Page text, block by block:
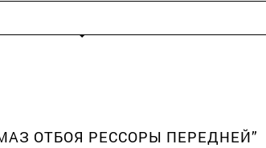
МАЗ ОТБОЯ РЕССОРЫ ПЕРЕДНЕЙ”